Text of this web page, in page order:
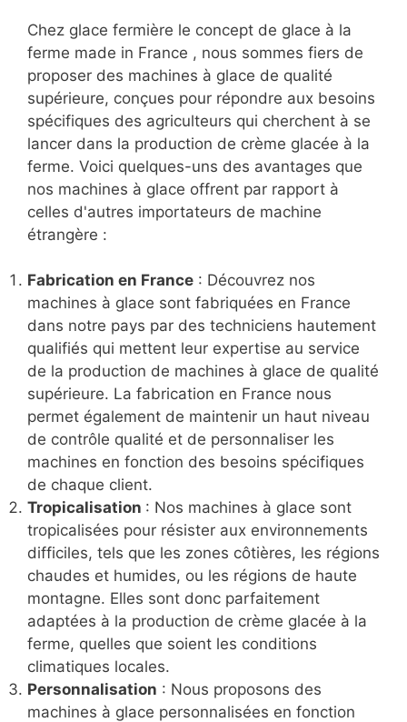
Chez glace fermière le concept de glace à la
ferme made in France , nous sommes fiers de
proposer des machines à glace de qualité
supérieure, conçues pour répondre aux besoins
spécifiques des agriculteurs qui cherchent à se
lancer dans la production de crème glacée à la
ferme. Voici quelques-uns des avantages que
nos machines à glace offrent par rapport à
celles d'autres importateurs de machine
étrangère :
Fabrication en France : Découvrez nos
machines à glace sont fabriquées en France
dans notre pays par des techniciens hautement
qualifiés qui mettent leur expertise au service
de la production de machines à glace de qualité
supérieure. La fabrication en France nous
permet également de maintenir un haut niveau
de contrôle qualité et de personnaliser les
machines en fonction des besoins spécifiques
de chaque client.
Tropicalisation : Nos machines à glace sont
tropicalisées pour résister aux environnements
difficiles, tels que les zones côtières, les régions
chaudes et humides, ou les régions de haute
montagne. Elles sont donc parfaitement
adaptées à la production de crème glacée à la
ferme, quelles que soient les conditions
climatiques locales.
Personnalisation : Nous proposons des
machines à glace personnalisées en fonction